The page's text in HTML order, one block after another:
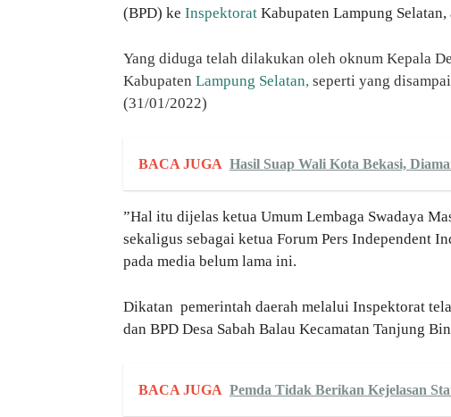
(BPD) ke Inspektorat Kabupaten Lampung
Yang diduga telah dilakukan oleh oknum Kepala
Kabupaten Lampung Selatan, seperti yang
(31/01/2022)
BACA JUGA Hasil Suap Wali Kota Bekasi,
”Hal itu dijelas ketua Umum Lembaga Swadaya
sekaligus sebagai ketua Forum Pers Independent
pada media belum lama ini.
Dikatan pemerintah daerah melalui Inspektorat
dan BPD Desa Sabah Balau
BACA JUGA Pemda Tidak Berikan Kejelasan